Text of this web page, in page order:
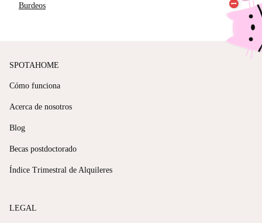
Burdeos
SPOTAHOME
Cómo funciona
Acerca de nosotros
Blog
Becas postdoctorado
Índice Trimestral de Alquileres
LEGAL